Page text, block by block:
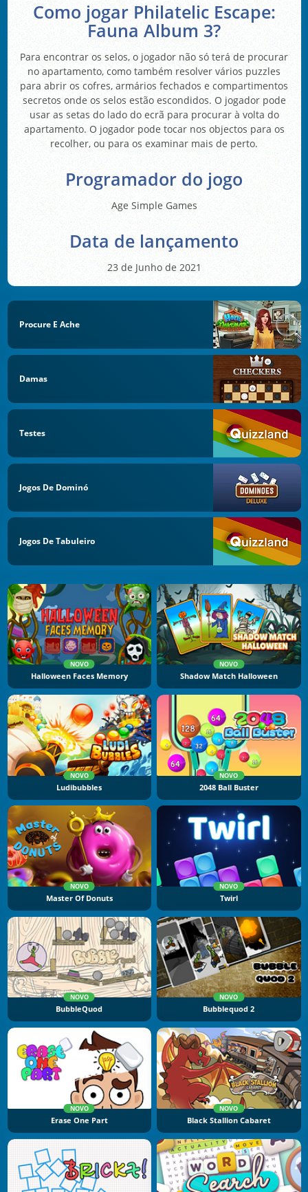
Como jogar Philatelic Escape:
Fauna Album 3?
Para encontrar os selos, o jogador não só terá de procurar
no apartamento, como também resolver vários puzzles
para abrir os cofres, armários fechados e compartimentos
secretos onde os selos estão escondidos. O jogador pode
usar as setas do lado do ecrã para procurar à volta do
apartamento. O jogador pode tocar nos objectos para os
recolher, ou para os examinar mais de perto.
Programador do jogo
Age Simple Games
Data de lançamento
23 de Junho de 2021
Procure E Ache
Damas
Testes
Jogos De Dominó
Jogos De Tabuleiro
NOVO
Halloween Faces Memory
NOVO
Shadow Match Halloween
NOVO
Ludibubbles
NOVO
2048 Ball Buster
NOVO
Master Of Donuts
NOVO
Twirl
NOVO
BubbleQuod
NOVO
Bubblequod 2
NOVO
Erase One Part
NOVO
Black Stallion Cabaret